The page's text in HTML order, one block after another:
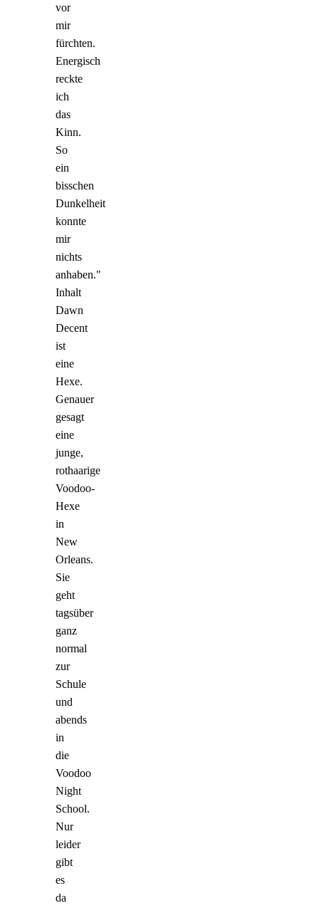
vor
mir
fürchten.
Energisch
reckte
ich
das
Kinn.
So
ein
bisschen
Dunkelheit
konnte
mir
nichts
anhaben."
Inhalt
Dawn
Decent
ist
eine
Hexe.
Genauer
gesagt
eine
junge,
rothaarige
Voodoo-
Hexe
in
New
Orleans.
Sie
geht
tagsüber
ganz
normal
zur
Schule
und
abends
in
die
Voodoo
Night
School.
Nur
leider
gibt
es
da